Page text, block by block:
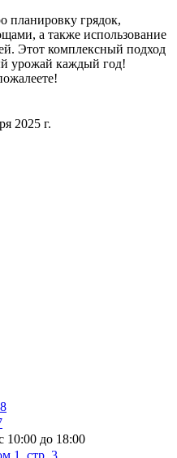
планировку грядок,
а также использование
Этот комплексный подход
урожай каждый год!
2025 г.
10:00 до 18:00
1, стр. 3